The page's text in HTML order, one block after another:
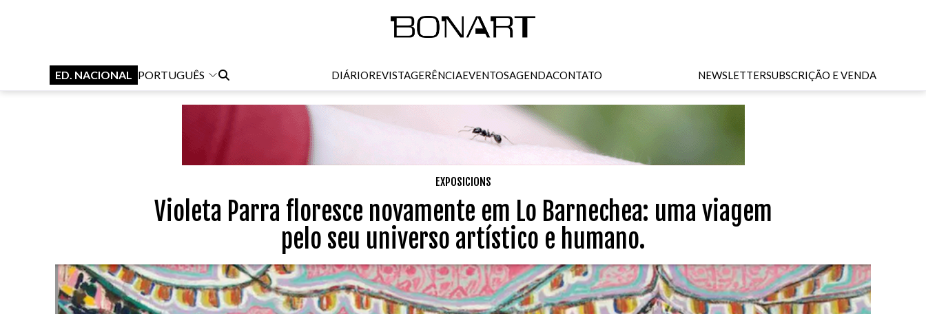
ED. NACIONAL PORTUGUÊS DIÁRIOREVISTAGERÊNCIAEVENTOSAGENDACONTATO NEWSLETTERSUBSCRIÇÃO E VENDA
EXPOSICIONS
Violeta Parra floresce novamente em Lo Barnechea: uma viagem
pelo seu universo artístico e humano.